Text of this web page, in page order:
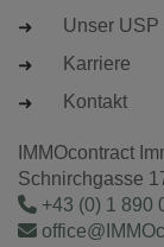
Unser USP
Karriere
Kontakt
IMMOcontract
Schnirchgasse
+43 (0) 1 890